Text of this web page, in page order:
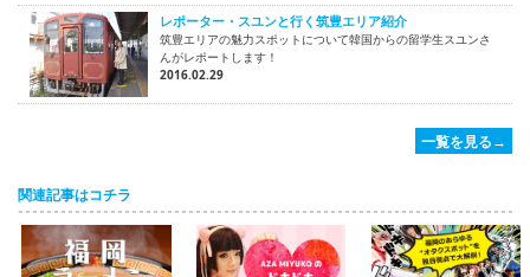
レポーター・スユンと行く筑豊エリア紹介
筑豊エリアの魅力スポットについて韓国からの留学生スユンさ
んがレポートします！
2016.02.29
一覧を見る→
関連記事はコチラ